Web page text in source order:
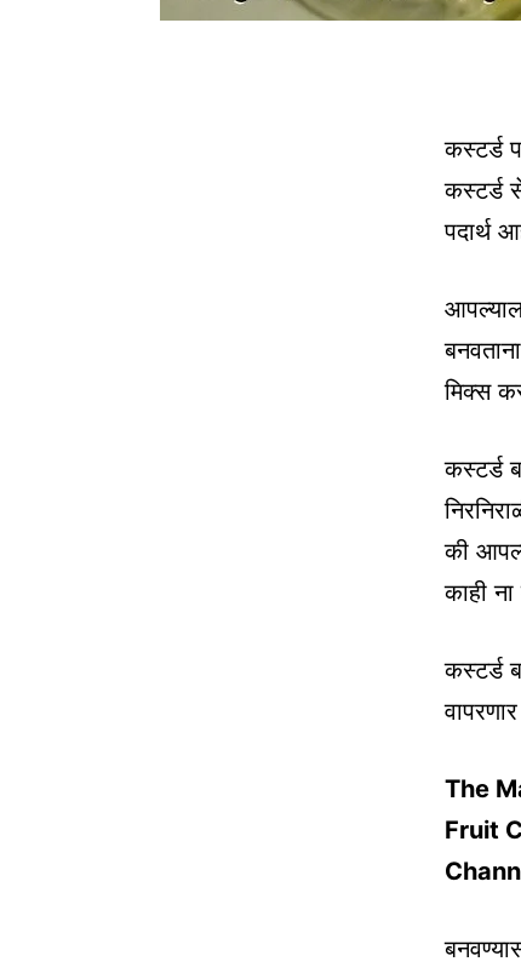
कस्टर्ड
कस्टर्ड
पदार्थ
मिक्स
कस्टर्ड
की
काही
कस्टर्ड
The
Fruit